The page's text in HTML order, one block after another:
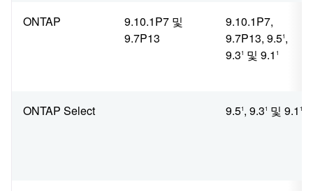
ONTAP
9.10.1P7 및
9.7P13
9.10.1P7,
9.7P13, 9.51,
9.31 및 9.1 1
ONTAP Select 9.51, 9.31 및 9.1 1